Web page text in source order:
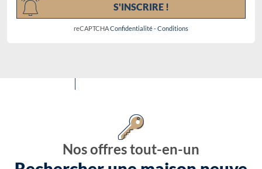
S'INSCRIRE !
reCAPTCHAConfidentialité-Conditions
Nos offres tout-en-un